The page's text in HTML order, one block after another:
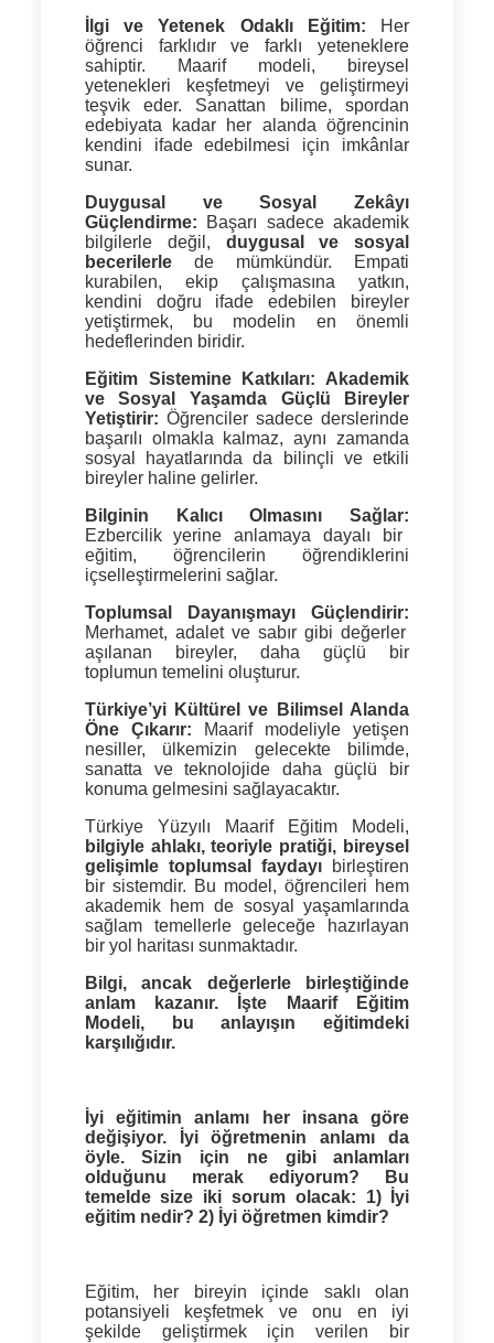
İlgi ve Yetenek Odaklı Eğitim: Her
öğrenci farklıdır ve farklı yeteneklere
sahiptir. Maarif modeli, bireysel
yetenekleri keşfetmeyi ve geliştirmeyi
teşvik eder. Sanattan bilime, spordan
edebiyata kadar her alanda öğrencinin
kendini ifade edebilmesi için imkânlar
sunar.
Duygusal ve Sosyal Zekâyı
Güçlendirme:
Başarı sadece akademik
bilgilerle değil, duygusal ve sosyal
becerilerlede mümkündür. Empati
kurabilen, ekip çalışmasına yatkın,
kendini doğru ifade edebilen bireyler
yetiştirmek, bu modelin en önemli
hedeflerinden biridir.
Eğitim Sistemine Katkıları: Akademik
ve Sosyal Yaşamda Güçlü Bireyler
Yetiştirir: Öğrenciler sadece derslerinde
başarılı olmakla kalmaz, aynı zamanda
sosyal hayatlarında da bilinçli ve etkili
bireyler haline gelirler.
Bilginin Kalıcı Olmasını Sağlar:
Ezbercilik yerine anlamaya dayalı bir
eğitim, öğrencilerin öğrendiklerini
içselleştirmelerini sağlar.
Toplumsal Dayanışmayı Güçlendirir:
Merhamet, adalet ve sabır gibi değerler
aşılanan bireyler, daha güçlü bir
toplumun temelini oluşturur.
Türkiye’yi Kültürel ve Bilimsel Alanda
Öne Çıkarır: Maarif modeliyle yetişen
nesiller, ülkemizin gelecekte bilimde,
sanatta ve teknolojide daha güçlü bir
konuma gelmesini sağlayacaktır.
Türkiye Yüzyılı Maarif Eğitim Modeli,
bilgiyle ahlakı, teoriyle pratiği, bireysel
gelişimle toplumsal faydayı birleştiren
bir sistemdir. Bu model, öğrencileri hem
akademik hem de sosyal yaşamlarında
sağlam temellerle geleceğe hazırlayan
bir yol haritası sunmaktadır.
Bilgi, ancak değerlerle birleştiğinde
anlam kazanır. İşte Maarif Eğitim
Modeli, bu anlayışın eğitimdeki
karşılığıdır.
İyi eğitimin anlamı her insana göre
değişiyor. İyi öğretmenin anlamı da
öyle. Sizin için ne gibi anlamları
olduğunu merak ediyorum? Bu
temelde size iki sorum olacak: 1) İyi
eğitim nedir? 2) İyi öğretmen kimdir?
Eğitim, her bireyin içinde saklı olan
potansiyeli keşfetmek ve onu en iyi
şekilde geliştirmek için verilen bir